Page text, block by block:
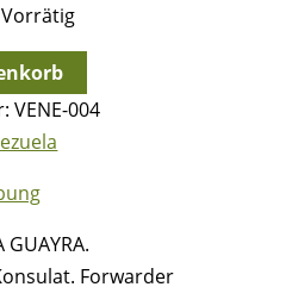
Vorrätig
VENE-004
Forwarder